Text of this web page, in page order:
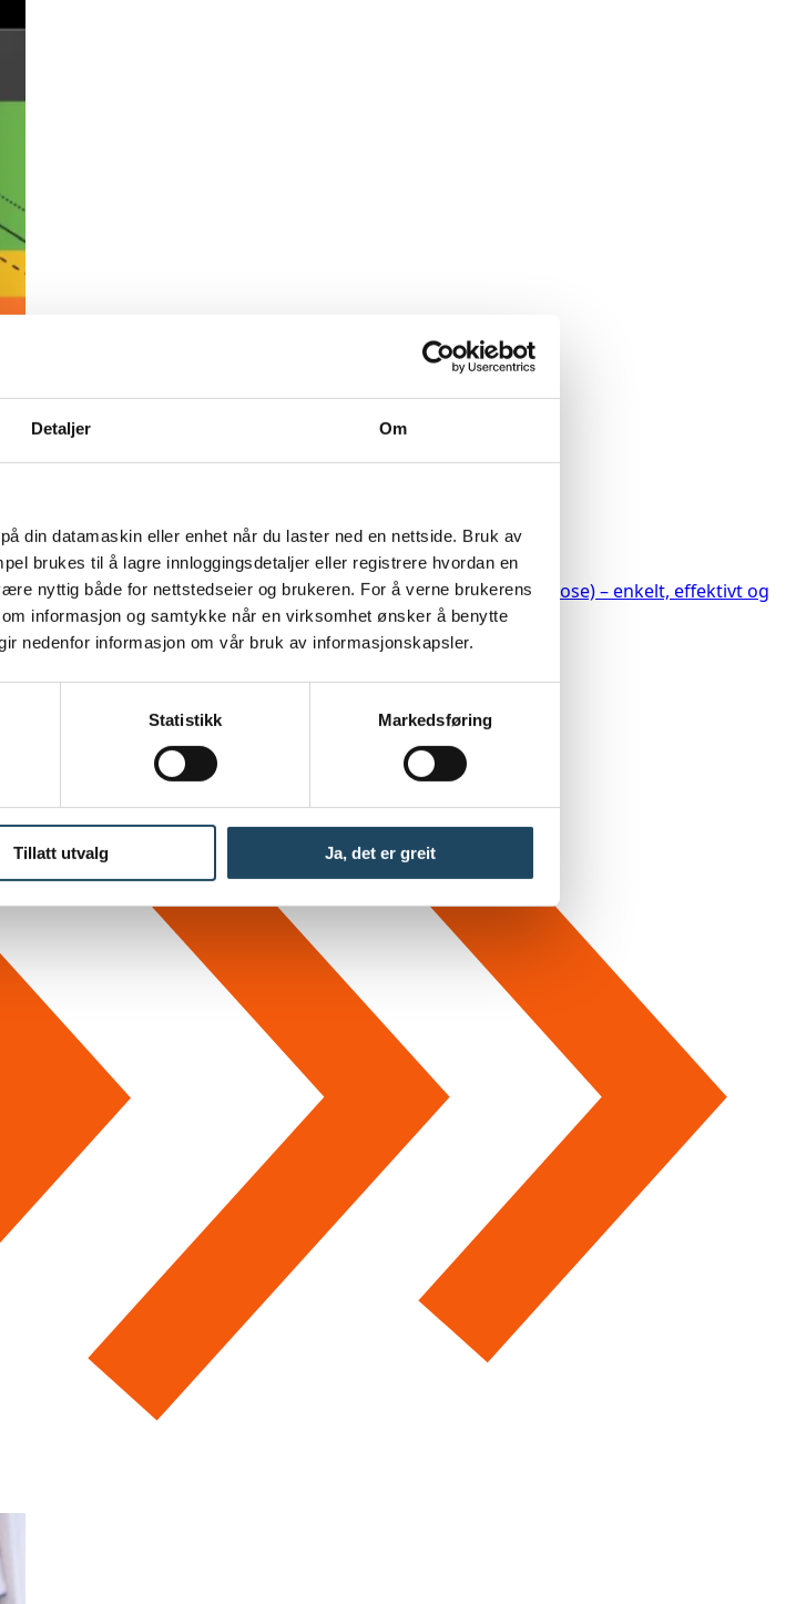
Detaljer Om
din datamaskin eller enhet når du laster ned en nettside. Bruk av
brukes til å lagre innloggingsdetaljer eller registrere hvordan en
nyttig både for nettstedseier og brukeren. For å verne brukerens
informasjon og samtykke når en virksomhet ønsker å benytte
nedenfor informasjon om vår bruk av informasjonskapsler.
Statistikk Markedsføring
Tillatt utvalg Ja, det er greit
intelligens for å oppdage tidlige tegn på beinskjørhet (osteoporose) – enkelt, effektivt og